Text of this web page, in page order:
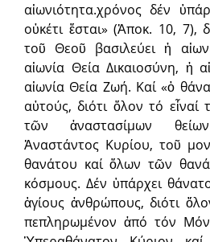
αἰωνιότητα.χρόνος δέν
οὐκέτι ἔσται» (Ἀποκ. 10, 7),
τοῦ Θεοῦ βασιλεύει ἡ
αἰωνία Θεία Δικαιοσύνη, ἡ
αἰωνία Θεία Ζωή. Καί «ὁ
αὐτούς, διότι ὅλον τό εἶναί
τῶν ἀναστασίμων
Ἀναστάντος Κυρίου, τοῦ
θανάτου καί ὅλων τῶν
κόσμους. Δέν ὑπάρχει
ἁγίους ἀνθρώπους, διότι
πεπληρωμένον ἀπό τόν